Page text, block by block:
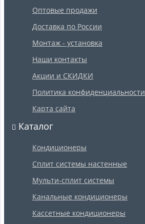
Оптовые продажи
Доставка по России
Монтаж - установка
Наши контакты
Акции и СКИДКИ
Политика конфиденциальности
Карта сайта
Каталог
Кондиционеры
Сплит системы настенные
Мульти-сплит системы
Канальные кондиционеры
Кассетные кондиционеры